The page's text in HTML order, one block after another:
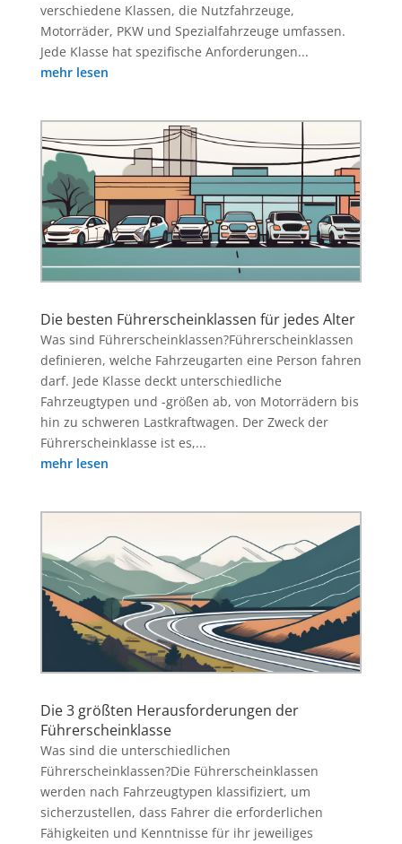
verschiedene Klassen, die Nutzfahrzeuge,
Motorräder, PKW und Spezialfahrzeuge umfassen.
Jede Klasse hat spezifische Anforderungen...
mehr lesen
Die besten Führerscheinklassen für jedes Alter
Was sind Führerscheinklassen?Führerscheinklassen
definieren, welche Fahrzeugarten eine Person fahren
darf. Jede Klasse deckt unterschiedliche
Fahrzeugtypen und -größen ab, von Motorrädern bis
hin zu schweren Lastkraftwagen. Der Zweck der
Führerscheinklasse ist es,...
mehr lesen
Die 3 größten Herausforderungen der
Führerscheinklasse
Was sind die unterschiedlichen
Führerscheinklassen?Die Führerscheinklassen
werden nach Fahrzeugtypen klassifiziert, um
sicherzustellen, dass Fahrer die erforderlichen
Fähigkeiten und Kenntnisse für ihr jeweiliges